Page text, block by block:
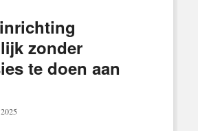
zonder
te doen aan